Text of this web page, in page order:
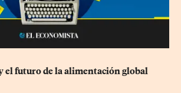
el futuro de la alimentación global